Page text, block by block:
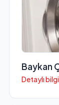
Baykan
Detaylı